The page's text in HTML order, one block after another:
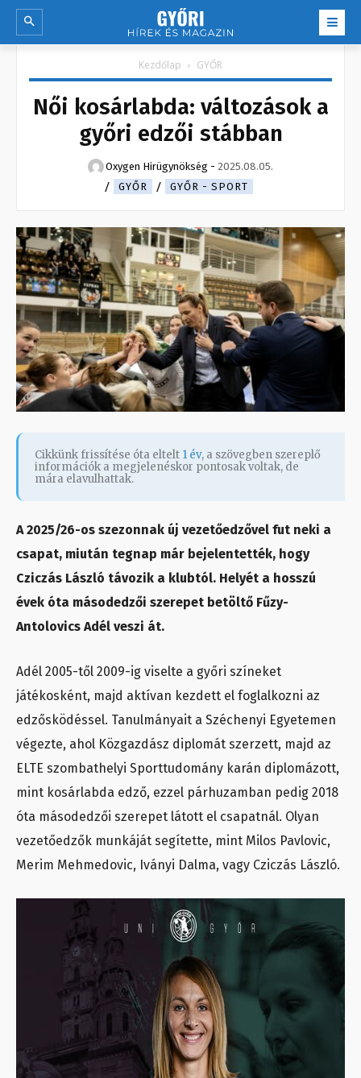
Kezdőlap GYŐR
Női kosárlabda: változások a
győri edzői stábban
Oxygen Hirügynökség - 2025.08.05.
GYŐR
GYŐR - SPORT
Cikkünk frissítése óta eltelt 1 év, a szövegben szereplő
információk a megjelenéskor pontosak voltak, de
mára elavulhattak.
A 2025/26-os szezonnak új vezetőedzővel fut neki a
csapat, miután tegnap már bejelentették, hogy
Cziczás László távozik a klubtól. Helyét a hosszú
évek óta másodedzői szerepet betöltő Fűzy-
Antolovics Adél veszi át.
Adél 2005-től 2009-ig viselte a győri színeket
játékosként, majd aktívan kezdett el foglalkozni az
edzősködéssel. Tanulmányait a Széchenyi Egyetemen
végezte, ahol Közgazdász diplomát szerzett, majd az
ELTE szombathelyi Sporttudomány karán diplomázott,
mint kosárlabda edző, ezzel párhuzamban pedig 2018
óta másodedzői szerepet látott el csapatnál. Olyan
vezetőedzők munkáját segítette, mint Milos Pavlovic,
Merim Mehmedovic, Iványi Dalma, vagy Cziczás László.